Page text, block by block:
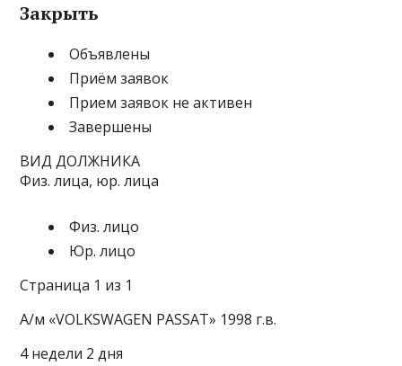
Закрыть
Объявлены
Приём заявок
Прием заявок не активен
Завершены
ВИД ДОЛЖНИКА
Физ. лица, юр. лица
Физ. лицо
Юр. лицо
Страница 1 из 1
А/м «VOLKSWAGEN PASSAT» 1998 г.в.
4 недели 2 дня